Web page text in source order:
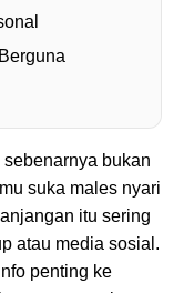
bukan
suka males nyari
itu sering
atau media sosial.
penting ke